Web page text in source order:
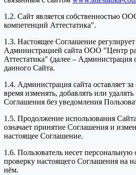
1.2. Сайт является собственностью
компетенций Аттестатика".
1.3. Настоящее Соглашение
Администрацией сайта ООО "Центр
Аттестатика" (далее – Администрация
данного Сайта.
1.4. Администрация сайта оставляет
время изменять, добавлять или
Соглашения без уведомления
1.5. Продолжение использования
означает принятие Соглашения и
настоящее Соглашение.
1.6. Пользователь несет персональную
проверку настоящего Соглашения на
нём.